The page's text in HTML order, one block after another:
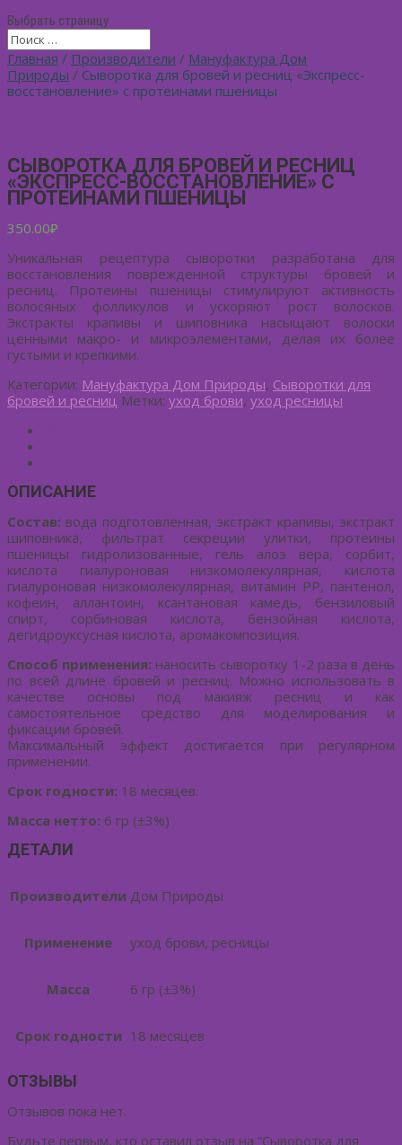
Выбрать страницу
Главная / Производители / Мануфактура Дом
Природы / Сыворотка для бровей и ресниц «Экспресс-
восстановление» с протеинами пшеницы
СЫВОРОТКА ДЛЯ БРОВЕЙ И РЕСНИЦ
«ЭКСПРЕСС-ВОССТАНОВЛЕНИЕ» С
ПРОТЕИНАМИ ПШЕНИЦЫ
350.00₽
Уникальная рецептура сыворотки разработана для
восстановления поврежденной структуры бровей и
ресниц. Протеины пшеницы стимулируют активность
волосяных фолликулов и ускоряют рост волосков.
Экстракты крапивы и шиповника насыщают волоски
ценными макро- и микроэлементами, делая их более
густыми и крепкими.
Категории: Мануфактура Дом Природы, Сыворотки для
бровей и ресниц Метки: уход брови, уход ресницы
ОПИСАНИЕ
Состав: вода подготовленная, экстракт крапивы, экстракт
шиповника, фильтрат секреции улитки, протеины
пшеницы гидролизованные, гель алоэ вера, сорбит,
кислота гиалуроновая низкомолекулярная, кислота
гиалуроновая низкомолекулярная, витамин РР, пантенол,
кофеин, аллантоин, ксантановая камедь, бензиловый
спирт, сорбиновая кислота, бензойная кислота,
дегидроуксусная кислота, аромакомпозиция.
Способ применения: наносить сыворотку 1-2 раза в день
по всей длине бровей и ресниц. Можно использовать в
качестве основы под макияж ресниц и как
самостоятельное средство для моделирования и
фиксации бровей.
Максимальный эффект достигается при регулярном
применении.
Срок годности: 18 месяцев.
Масса нетто: 6 гр (±3%)
ДЕТАЛИ
Производители Дом Природы
Применение уход брови, ресницы
Масса 6 гр (±3%)
Срок годности 18 месяцев
ОТЗЫВЫ
Отзывов пока нет.
Будьте первым, кто оставил отзыв на “Сыворотка для